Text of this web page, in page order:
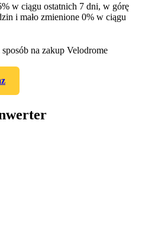
w ciągu ostatnich 7 dni, w górę
i mało zmienione 0% w ciągu
na zakup Velodrome